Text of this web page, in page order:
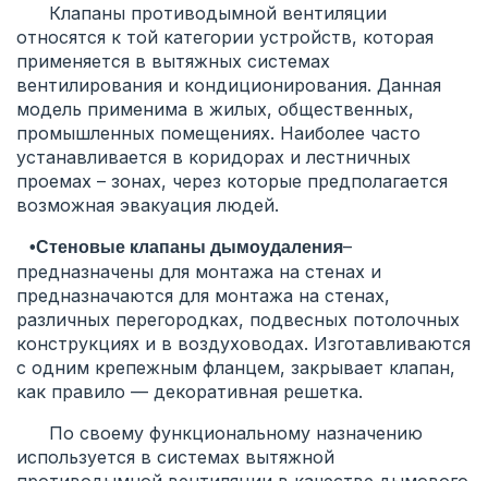
Клапаны противодымной вентиляции
относятся к той категории устройств, которая
применяется в вытяжных системах
вентилирования и кондиционирования. Данная
модель применима в жилых, общественных,
промышленных помещениях. Наиболее часто
устанавливается в коридорах и лестничных
проемах – зонах, через которые предполагается
возможная эвакуация людей.
•Стеновые клапаны дымоудаления–
предназначены для монтажа на стенах и
предназначаются для монтажа на стенах,
различных перегородках, подвесных потолочных
конструкциях и в воздуховодах. Изготавливаются
с одним крепежным фланцем, закрывает клапан,
как правило — декоративная решетка.
По своему функциональному назначению
используется в системах вытяжной